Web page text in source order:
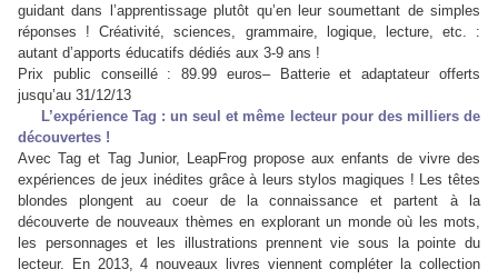
guidant dans l’apprentissage plutôt qu’en leur soumettant de simples
réponses ! Créativité, sciences, grammaire, logique, lecture, etc. :
autant d’apports éducatifs dédiés aux 3-9 ans !
Prix public conseillé : 89.99 euros– Batterie et adaptateur offerts
jusqu’au 31/12/13
L’expérience Tag : un seul et même lecteur pour des milliers de
découvertes !
Avec Tag et Tag Junior, LeapFrog propose aux enfants de vivre des
expériences de jeux inédites grâce à leurs stylos magiques ! Les têtes
blondes plongent au coeur de la connaissance et partent à la
découverte de nouveaux thèmes en explorant un monde où les mots,
les personnages et les illustrations prennent vie sous la pointe du
lecteur. En 2013, 4 nouveaux livres viennent compléter la collection